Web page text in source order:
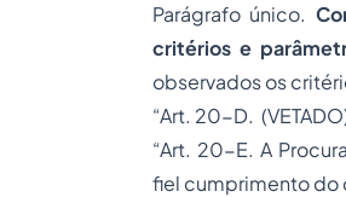
Parágrafo único.
critérios e
observados os
“Art. 20-D.
“Art. 20-E. A
fiel cumprimento do